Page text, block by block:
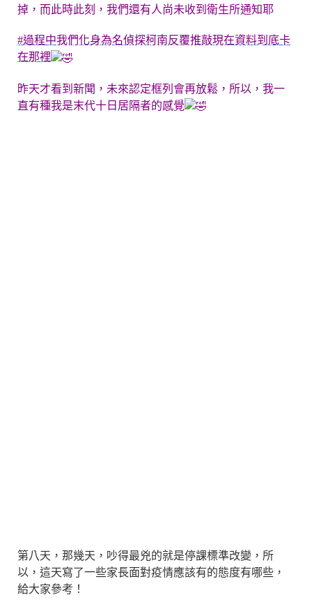
掉，而此時此刻，我們還有人尚未收到衛生所通知耶
#過程中我們化身為名偵探柯南反覆推敲現在資料到底卡
在那裡
昨天才看到新聞，未來認定框列會再放鬆，所以，我一
直有種我是末代十日居隔者的感覺
第八天，那幾天，吵得最兇的就是停課標準改變，所
以，這天寫了一些家長面對疫情應該有的態度有哪些，
給大家參考！